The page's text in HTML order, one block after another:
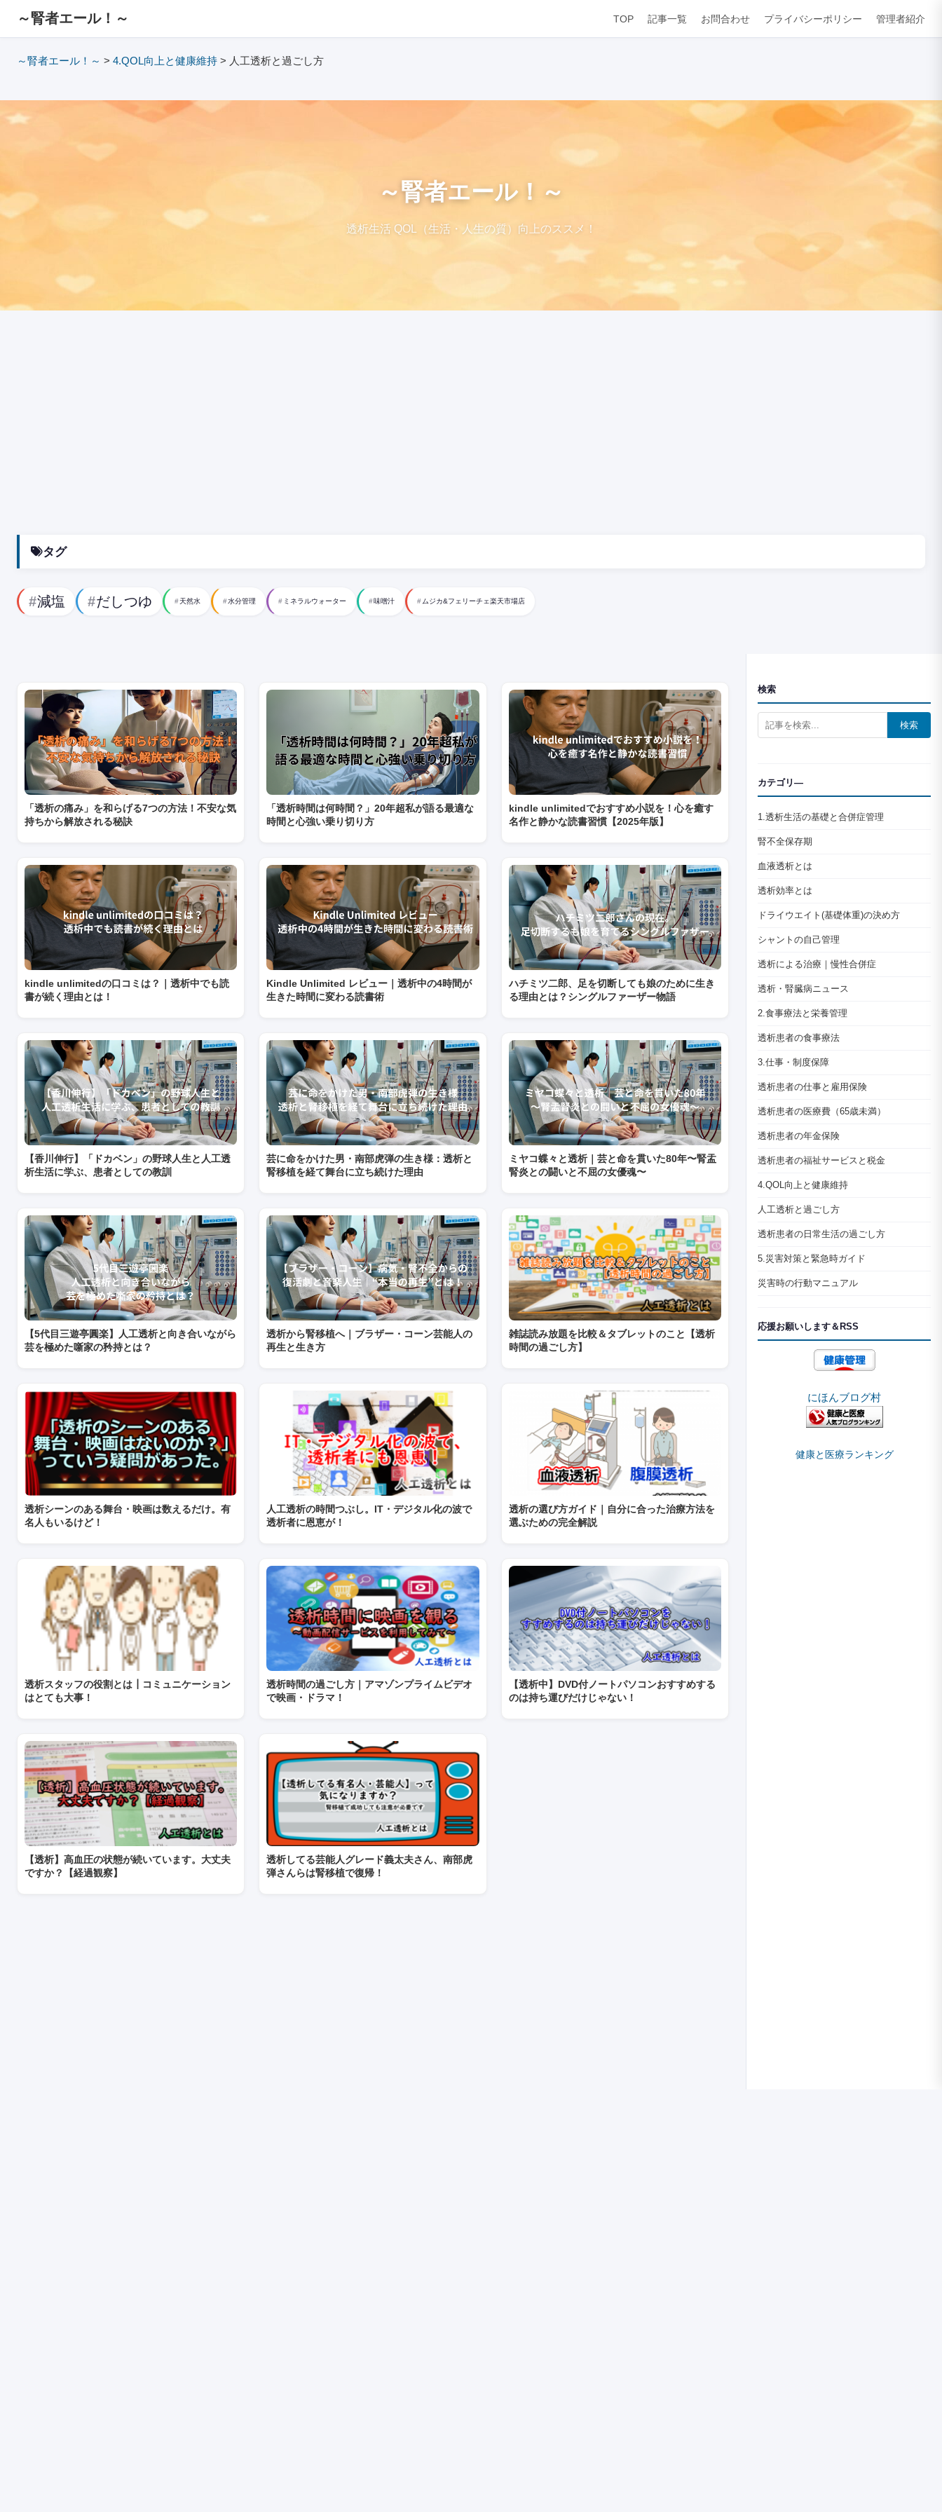
～腎者エール！～ TOP 記事一覧 お問合わせ プライバシーポリシー 管理者紹介
～腎者エール！～ > 4.QOL向上と健康維持 > 人工透析と過ごし方
～腎者エール！～
透析生活 QOL（生活・人生の質）向上のススメ！
タグ
減塩 だしつゆ 天然水 水分管理 ミネラルウォーター 味噌汁 ムジカ&フェリーチェ楽天市場店
「透析の痛み」を和らげる7つの方法！不安な気
持ちから解放される秘訣
「透析時間は何時間？」20年超私が語る最適な
時間と心強い乗り切り方
kindle unlimitedでおすすめ小説を！心を癒す
名作と静かな読書習慣【2025年版】
kindle unlimitedの口コミは？｜透析中でも読
書が続く理由とは！
Kindle Unlimited レビュー｜透析中の4時間が
生きた時間に変わる読書術
ハチミツ二郎、足を切断しても娘のために生き
る理由とは？シングルファーザー物語
【香川伸行】「ドカベン」の野球人生と人工透
析生活に学ぶ、患者としての教訓
芸に命をかけた男・南部虎弾の生き様：透析と
腎移植を経て舞台に立ち続けた理由
ミヤコ蝶々と透析｜芸と命を貫いた80年〜腎盂
腎炎との闘いと不屈の女優魂〜
【5代目三遊亭圓楽】人工透析と向き合いながら
芸を極めた噺家の矜持とは？
透析から腎移植へ｜ブラザー・コーン芸能人の
再生と生き方
雑誌読み放題を比較＆タブレットのこと【透析
時間の過ごし方】
透析シーンのある舞台・映画は数えるだけ。有
名人もいるけど！
人工透析の時間つぶし。IT・デジタル化の波で
透析者に恩恵が！
透析の選び方ガイド｜自分に合った治療方法を
選ぶための完全解説
透析スタッフの役割とは┃コミュニケーション
はとても大事！
透析時間の過ごし方｜アマゾンプライムビデオ
で映画・ドラマ！
【透析中】DVD付ノートパソコンおすすめする
のは持ち運びだけじゃない！
【透析】高血圧の状態が続いています。大丈夫
ですか？【経過観察】
透析してる芸能人グレード義太夫さん、南部虎
弾さんらは腎移植で復帰！
検索
検索
カテゴリ―
1.透析生活の基礎と合併症管理
腎不全保存期
血液透析とは
透析効率とは
ドライウエイト(基礎体重)の決め方
シャントの自己管理
透析による治療｜慢性合併症
透析・腎臓病ニュース
2.食事療法と栄養管理
透析患者の食事療法
3.仕事・制度保障
透析患者の仕事と雇用保険
透析患者の医療費（65歳未満）
透析患者の年金保険
透析患者の福祉サービスと税金
4.QOL向上と健康維持
人工透析と過ごし方
透析患者の日常生活の過ごし方
5.災害対策と緊急時ガイド
災害時の行動マニュアル
応援お願いします＆RSS
にほんブログ村
健康と医療ランキング